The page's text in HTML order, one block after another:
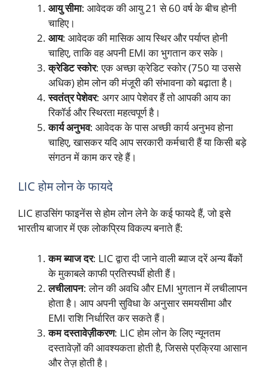
आयु सीमा: आवेदक की आयु 21 से 60 वर्ष के बीच होनी
चाहिए।
आय: आवेदक की मासिक आय स्थिर और पर्याप्त होनी
चाहिए, ताकि वह अपनी EMI का भुगतान कर सके।
क्रेडिट स्कोर: एक अच्छा क्रेडिट स्कोर (750 या उससे
अधिक) होम लोन की मंजूरी की संभावना को बढ़ाता है।
स्वतंत्र पेशेवर: अगर आप पेशेवर हैं तो आपकी आय का
रिकॉर्ड और स्थिरता महत्वपूर्ण है।
कार्य अनुभव: आवेदक के पास अच्छी कार्य अनुभव होना
चाहिए, खासकर यदि आप सरकारी कर्मचारी हैं या किसी बड़े
संगठन में काम कर रहे हैं।
LIC होम लोन के फायदे
LIC हाउसिंग फाइनेंस से होम लोन लेने के कई फायदे हैं, जो इसे
भारतीय बाजार में एक लोकप्रिय विकल्प बनाते हैं:
कम ब्याज दर: LIC द्वारा दी जाने वाली ब्याज दरें अन्य बैंकों
के मुकाबले काफी प्रतिस्पर्धी होती हैं।
लचीलापन: लोन की अवधि और EMI भुगतान में लचीलापन
होता है। आप अपनी सुविधा के अनुसार समयसीमा और
EMI राशि निर्धारित कर सकते हैं।
कम दस्तावेज़ीकरण: LIC होम लोन के लिए न्यूनतम
दस्तावेज़ों की आवश्यकता होती है, जिससे प्रक्रिया आसान
और तेज़ होती है।